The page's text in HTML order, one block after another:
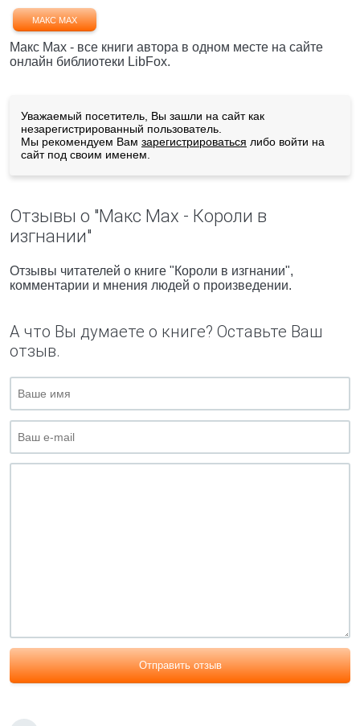
МАКС МАХ
Макс Мах - все книги автора в одном месте на сайте
онлайн библиотеки LibFox.
Уважаемый посетитель, Вы зашли на сайт как
незарегистрированный пользователь.
Мы рекомендуем Вам зарегистрироваться либо войти на
сайт под своим именем.
Отзывы о "Макс Мах - Короли в
изгнании"
Отзывы читателей о книге "Короли в изгнании",
комментарии и мнения людей о произведении.
А что Вы думаете о книге? Оставьте Ваш
отзыв.
Отправить отзыв